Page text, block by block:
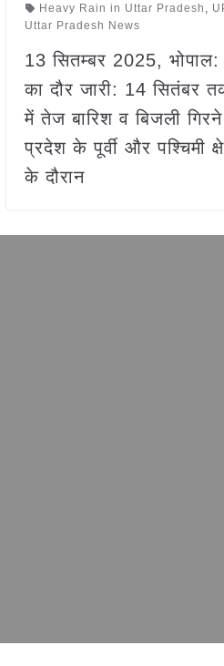
Heavy Rain in Uttar Pradesh ,
Uttar Pradesh News
13 सितम्बर 2025, भोपाल:
का दौर जारी: 14 सितंबर
में तेज बारिश व बिजली
प्रदेश के पूर्वी और पश्चिमी
के दौरान